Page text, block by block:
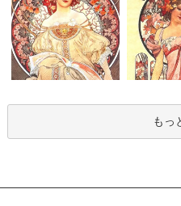
もっ